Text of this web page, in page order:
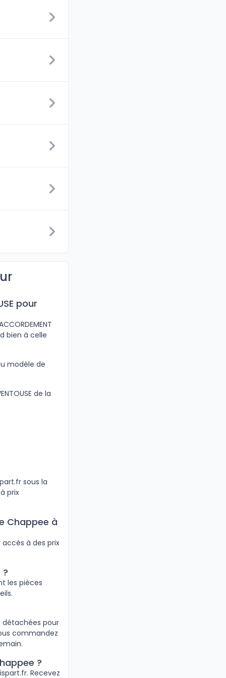
pour
bien à celle
modèle de
de la
sous la
prix
Chappee à
à des prix
les pièces
détachées pour
commandez
?
Recevez